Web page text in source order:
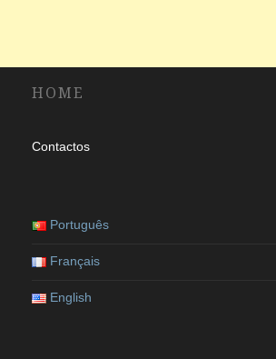
HOME
Contactos
Português
Français
English